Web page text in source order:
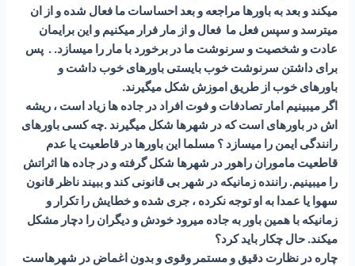
میکند و بعد به باورها مراجعه و بعد احساسات ما فعال شده و از ان
میترسد و سپس فعل ما فعال و از مار فرار میکنیم و این برایمان
عادت و شخصیت و سرنوشت ما در برخورد با مار را میسازد. . پس
برای داشتن سرنوشت خوب بایستی باورهای خوب داشت و
باورهای خوب از طریق اموزش شکل میگیرند.
اگر میبینیم امار تصادفات و فوت افراد در جاده ها زیاد است ، ریشه
اش در باورهای است که در شهرها شکل میگیرند .چه کسی باورهای
رانندگی ایمن را میسازد ؟ مسلما این باورها در قاطعیت یا عدم
قاطعیت ماموران راهور در شهرها شکل گرفته و در جاده ها اثراتش
را میبینیم. راننده زمانیکه در شهر بی قانونی کند و ببیند ناظر قانون
سهوا یا عمدا به او توجه نکرده ، جری شده و خطایش را تکرار و
زمانیکه با همین باور به جاده میرود خودش و دیگران را دچار مشکل
میکند. حال چکار باید کرد؟
چاره در نظارت دقیق و مستمر وقوی و بدون اغماض در شهرهاست